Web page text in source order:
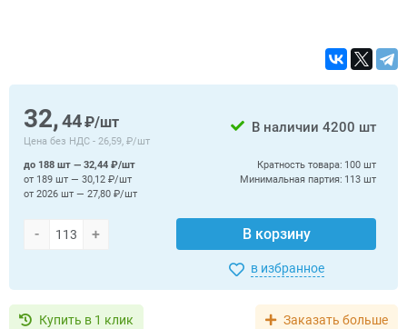
32,44₽/шт
Цена без НДС - 26,59, ₽/шт
В наличии 4200 шт
- + В корзину
Кратность товара: 100 шт
Минимальная партия: 113 шт
до 188 шт — 32,44 ₽/шт
от 189 шт — 30,12 ₽/шт
от 2026 шт — 27,80 ₽/шт
в избранное
Купить в 1 клик Заказать больше